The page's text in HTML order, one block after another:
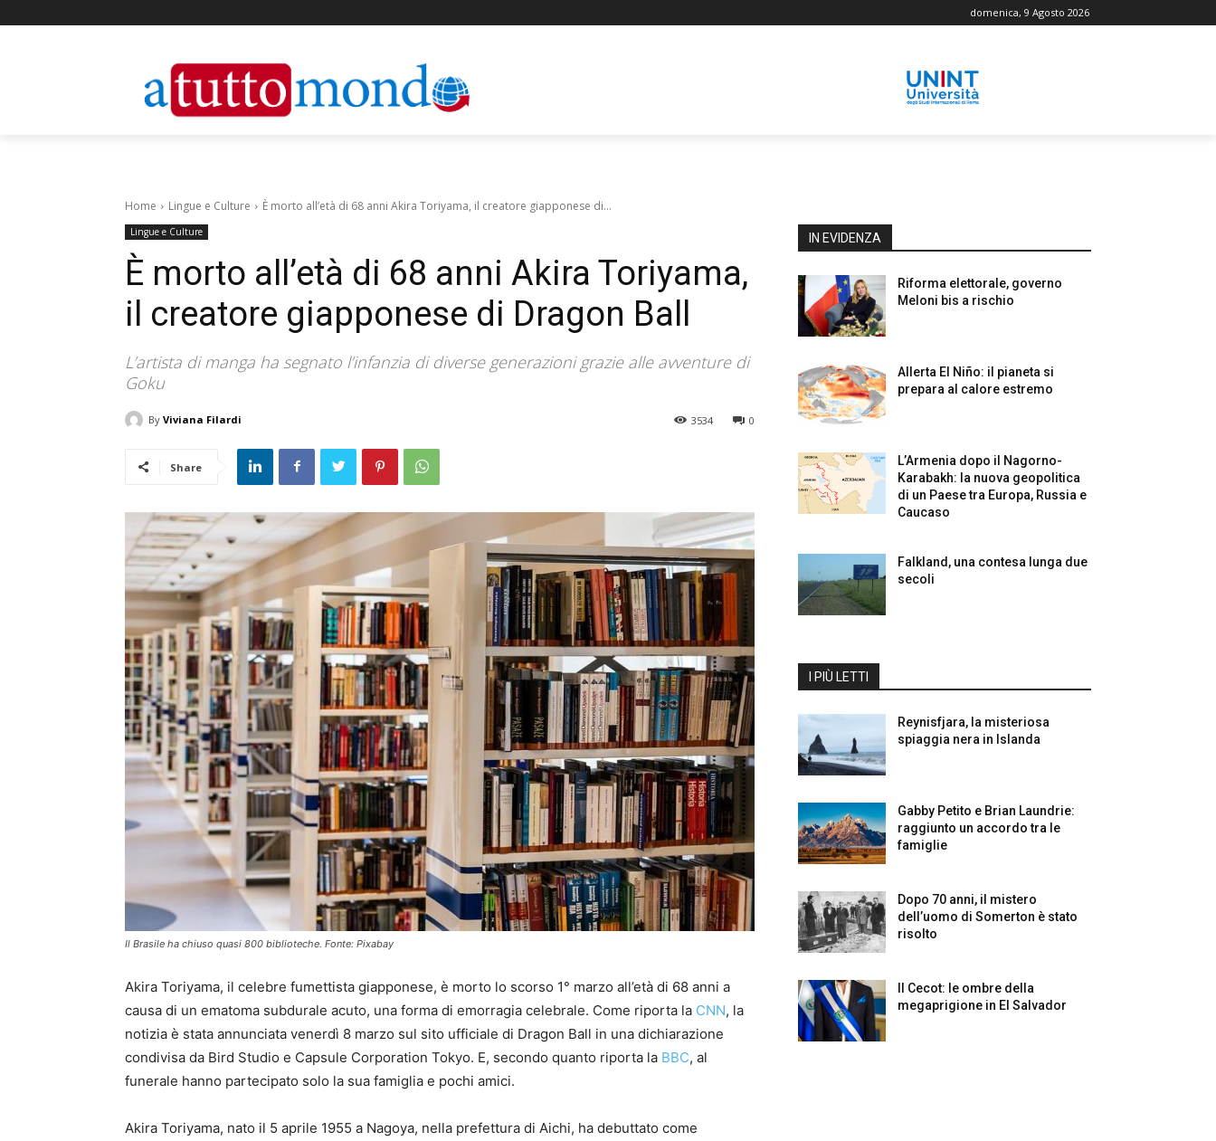
domenica, 9 Agosto 2026
Home Lingue e Culture È morto all’età di 68 anni Akira Toriyama, il creatore giapponese di...
Lingue e Culture
È morto all’età di 68 anni Akira Toriyama,
il creatore giapponese di Dragon Ball
L’artista di manga ha segnato l’infanzia di diverse generazioni grazie alle avventure di
Goku
By Viviana Filardi 0
3534
Share
Il Brasile ha chiuso quasi 800 biblioteche. Fonte: Pixabay
Akira Toriyama, il celebre fumettista giapponese, è morto lo scorso 1° marzo all’età di 68 anni a
causa di un ematoma subdurale acuto, una forma di emorragia celebrale. Come riporta la CNN, la
notizia è stata annunciata venerdì 8 marzo sul sito ufficiale di Dragon Ball in una dichiarazione
condivisa da Bird Studio e Capsule Corporation Tokyo. E, secondo quanto riporta la BBC, al
funerale hanno partecipato solo la sua famiglia e pochi amici.
Akira Toriyama, nato il 5 aprile 1955 a Nagoya, nella prefettura di Aichi, ha debuttato come
IN EVIDENZA
Riforma elettorale, governo
Meloni bis a rischio
Allerta El Niño: il pianeta si
prepara al calore estremo
L’Armenia dopo il Nagorno-
Karabakh: la nuova geopolitica
di un Paese tra Europa, Russia e
Caucaso
Falkland, una contesa lunga due
secoli
I PIÙ LETTI
Reynisfjara, la misteriosa
spiaggia nera in Islanda
Gabby Petito e Brian Laundrie:
raggiunto un accordo tra le
famiglie
Dopo 70 anni, il mistero
dell’uomo di Somerton è stato
risolto
Il Cecot: le ombre della
megaprigione in El Salvador